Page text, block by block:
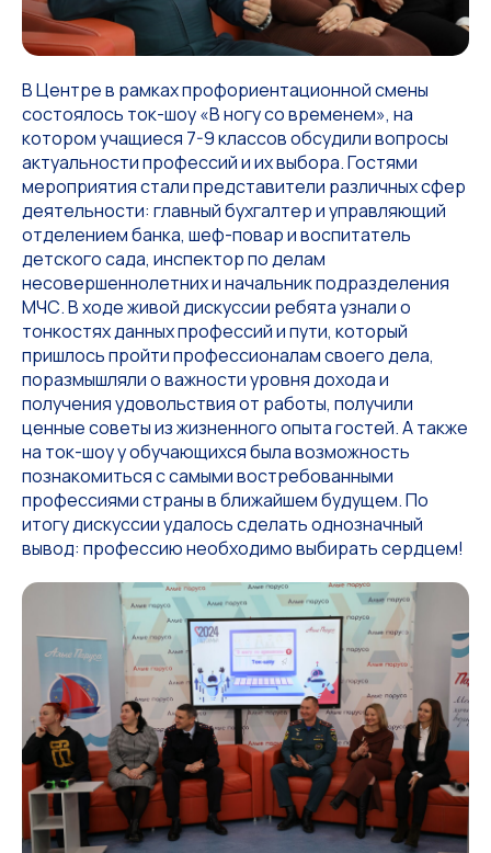
В Центре в рамках профориентационной смены
состоялось ток-шоу «В ногу со временем», на
котором учащиеся 7-9 классов обсудили вопросы
актуальности профессий и их выбора. Гостями
мероприятия стали представители различных сфер
деятельности: главный бухгалтер и управляющий
отделением банка, шеф-повар и воспитатель
детского сада, инспектор по делам
несовершеннолетних и начальник подразделения
МЧС. В ходе живой дискуссии ребята узнали о
тонкостях данных профессий и пути, который
пришлось пройти профессионалам своего дела,
поразмышляли о важности уровня дохода и
получения удовольствия от работы, получили
ценные советы из жизненного опыта гостей. А также
на ток-шоу у обучающихся была возможность
познакомиться с самыми востребованными
профессиями страны в ближайшем будущем. По
итогу дискуссии удалось сделать однозначный
вывод: профессию необходимо выбирать сердцем!